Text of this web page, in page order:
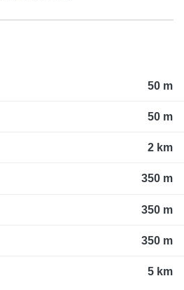
50 m
50 m
2 km
350 m
350 m
350 m
5 km